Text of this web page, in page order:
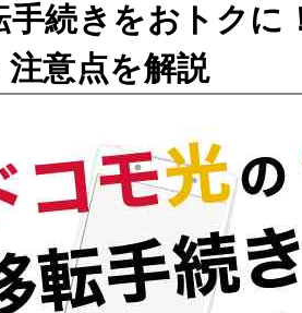
手続きをおトクに
意点を解説